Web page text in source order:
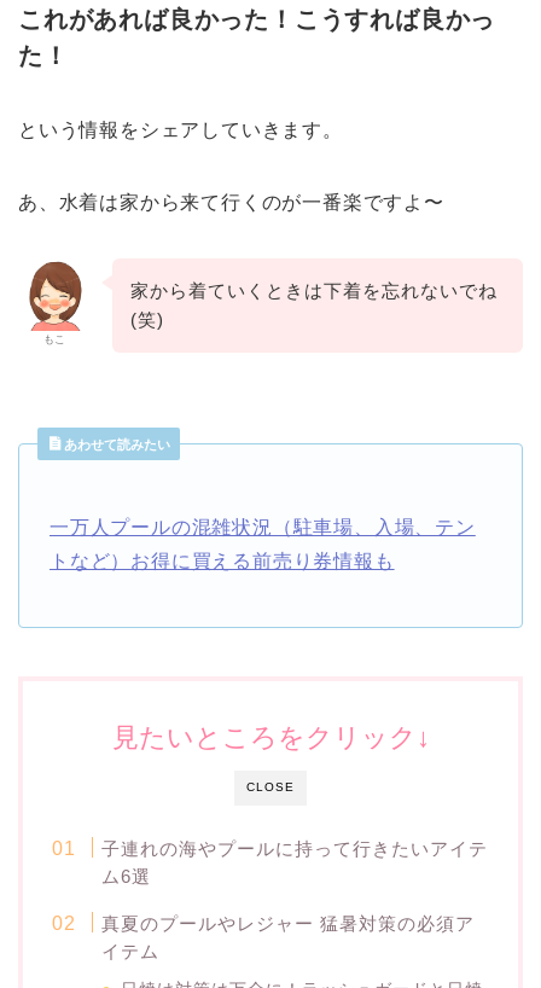
これがあれば良かった！こうすれば良かっ
た！
という情報をシェアしていきます。
あ、水着は家から来て行くのが一番楽ですよ〜
もこ
家から着ていくときは下着を忘れないでね
(笑)
あわせて読みたい
一万人プールの混雑状況（駐車場、入場、テン
トなど）お得に買える前売り券情報も
CLOSE
見たいところをクリック↓
子連れの海やプールに持って行きたいアイテ
ム6選
真夏のプールやレジャー 猛暑対策の必須ア
イテム